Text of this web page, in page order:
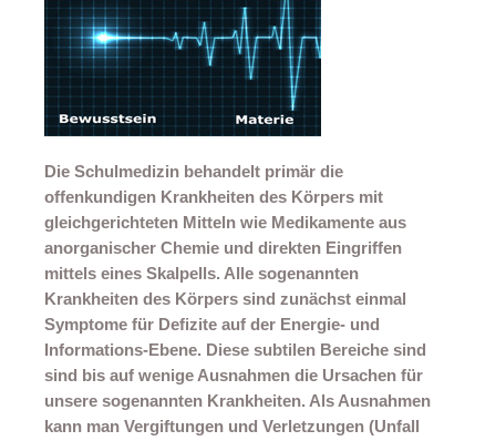
Resonanz Analyse (Demoversion)
Resonanz Analyse (Vollversion)
DNS Aktivierung
DNS Demoversion
DNS Vollversion
Kontakt
Impressum
Die Schulmedizin behandelt primär die
offenkundigen Krankheiten des Körpers mit
gleichgerichteten Mitteln wie Medikamente aus
anorganischer Chemie und direkten Eingriffen
mittels eines Skalpells. Alle sogenannten
Krankheiten des Körpers sind zunächst einmal
Symptome für Defizite auf der Energie- und
Informations-Ebene. Diese subtilen Bereiche sind
sind bis auf wenige Ausnahmen die Ursachen für
unsere sogenannten Krankheiten. Als Ausnahmen
kann man Vergiftungen und Verletzungen (Unfall